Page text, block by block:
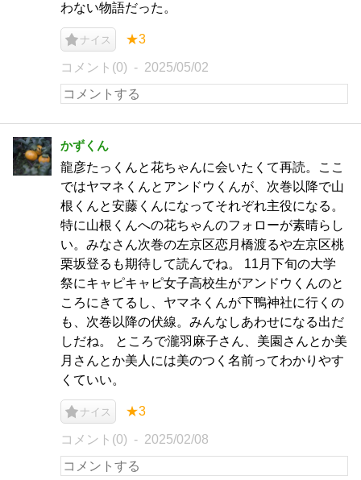
わない物語だった。
ナイス ★3
コメント(0) 2025/05/02
かずくん
龍彦たっくんと花ちゃんに会いたくて再読。ここ
ではヤマネくんとアンドウくんが、次巻以降で山
根くんと安藤くんになってそれぞれ主役になる。
特に山根くんへの花ちゃんのフォローが素晴らし
い。みなさん次巻の左京区恋月橋渡るや左京区桃
栗坂登るも期待して読んでね。 11月下旬の大学
祭にキャピキャピ女子高校生がアンドウくんのと
ころにきてるし、ヤマネくんが下鴨神社に行くの
も、次巻以降の伏線。みんなしあわせになる出だ
しだね。 ところで瀧羽麻子さん、美園さんとか美
月さんとか美人には美のつく名前ってわかりやす
くていい。
ナイス ★3
コメント(0) 2025/02/08